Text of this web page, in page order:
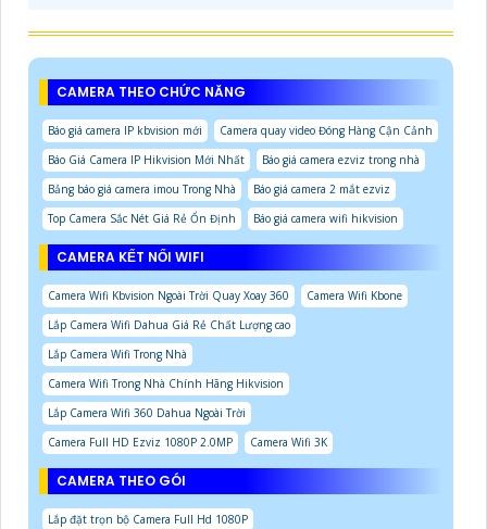
CAMERA THEO CHỨC NĂNG
Báo giá camera IP kbvision mới
Camera quay video Đóng Hàng Cận Cảnh
Báo Giá Camera IP Hikvision Mới Nhất
Báo giá camera ezviz trong nhà
Bảng báo giá camera imou Trong Nhà
Báo giá camera 2 mắt ezviz
Top Camera Sắc Nét Giá Rẻ Ổn Định
Báo giá camera wifi hikvision
CAMERA KẾT NỐI WIFI
Camera Wifi Kbvision Ngoài Trời Quay Xoay 360
Camera Wifi Kbone
Lắp Camera Wifi Dahua Giá Rẻ Chất Lượng cao
Lắp Camera Wifi Trong Nhà
Camera Wifi Trong Nhà Chính Hãng Hikvision
Lắp Camera Wifi 360 Dahua Ngoài Trời
Camera Full HD Ezviz 1080P 2.0MP
Camera Wifi 3K
CAMERA THEO GÓI
Lắp đặt trọn bộ Camera Full Hd 1080P